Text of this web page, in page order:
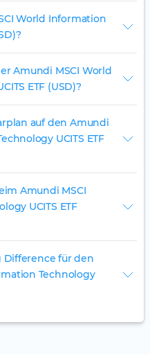
World Information
Amundi MSCI World
ETF (USD)?
auf den Amundi
UCITS ETF
Amundi MSCI
UCITS ETF
Difference für den
Technology